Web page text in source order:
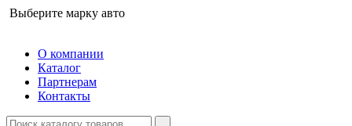
Выберите марку авто
О компании
Каталог
Партнерам
Контакты